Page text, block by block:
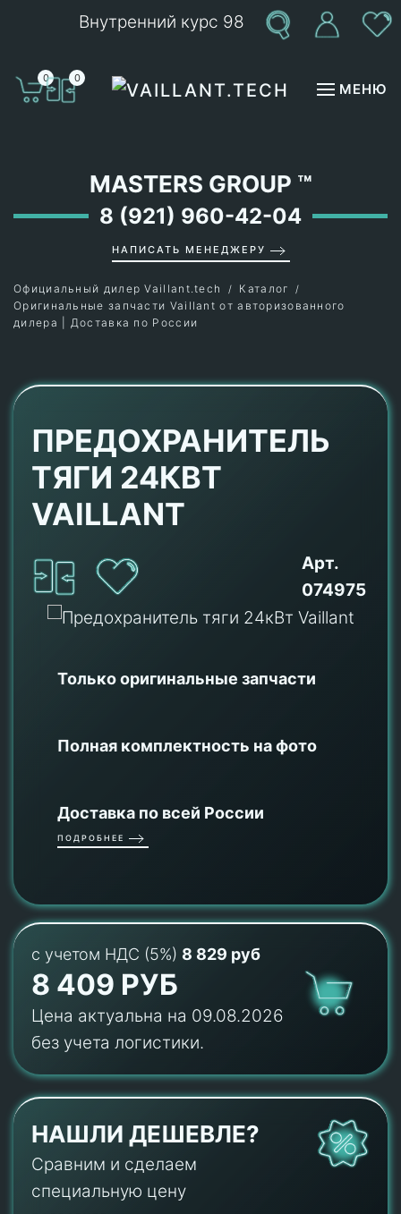
Внутренний курс 98
0 0
МЕНЮ
MASTERS GROUP ™
8 (921) 960-42-04
НАПИСАТЬ МЕНЕДЖЕРУ
Официальный дилер Vaillant.tech
Каталог
Оригинальные запчасти Vaillant от авторизованного
дилера | Доставка по России
ПРЕДОХРАНИТЕЛЬ
ТЯГИ 24КВТ
VAILLANT
Арт.
074975
Только оригинальные запчасти
Полная комплектность на фото
Доставка по всей России
ПОДРОБНЕЕ
с учетом НДС (5%) 8 829 руб
8 409 РУБ
Цена актуальна на 09.08.2026
без учета логистики.
НАШЛИ ДЕШЕВЛЕ?
Сравним и сделаем
специальную цену